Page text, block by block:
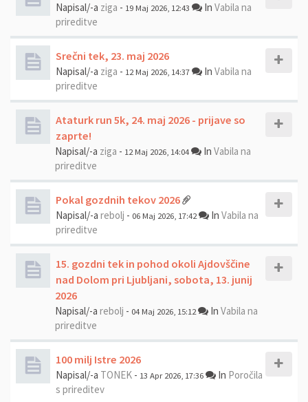
Napisal/-a ziga - 19 Maj 2026, 12:43 In Vabila na
prireditve
Srečni tek, 23. maj 2026
Napisal/-a ziga - 12 Maj 2026, 14:37 In Vabila na
prireditve
Ataturk run 5k, 24. maj 2026 - prijave so
zaprte!
Napisal/-a ziga - 12 Maj 2026, 14:04 In Vabila na
prireditve
Pokal gozdnih tekov 2026
Napisal/-a rebolj - 06 Maj 2026, 17:42 In Vabila na
prireditve
15. gozdni tek in pohod okoli Ajdovščine
nad Dolom pri Ljubljani, sobota, 13. junij
2026
Napisal/-a rebolj - 04 Maj 2026, 15:12 In Vabila na
prireditve
100 milj Istre 2026
Napisal/-a TONEK - 13 Apr 2026, 17:36 In Poročila
s prireditev